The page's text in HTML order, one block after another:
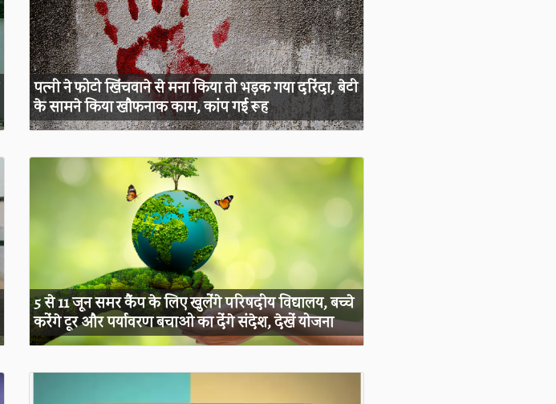
पत्नी ने फोटो खिंचवाने से मना किया तो भड़क गया दरिंदा, बेटी
के सामने किया खौफनाक काम, कांप गई रूह
5 से 11 जून समर कैंप के लिए खुलेंगे परिषदीय विद्यालय, बच्चे
करेंगे टूर और पर्यावरण बचाओ का देंगे संदेश, देखें योजना